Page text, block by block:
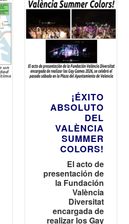
¡ÉXITO
ABSOLUTO
DEL
VALÈNCIA
SUMMER
COLORS!
El acto de
presentación de
la Fundación
València
Diversitat
encargada de
realizar los Gay